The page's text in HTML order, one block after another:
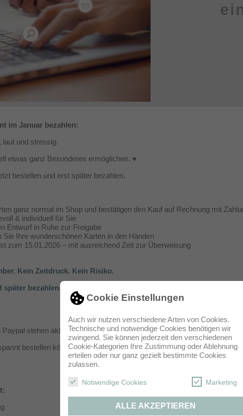
Cookie Einstellungen
Auch wir nutzen verschiedene Arten von Cookies.
Technische und notwendige Cookies benötigen wir
zwingend. Sie können jederzeit den verschiedenen
Cookie-Kategorien Ihre Zustimmung oder Ablehnung
erteilen oder nur ganz gezielt bestimmte Cookies
zulassen.
Notwendige Cookies Marketing
ALLE AKZEPTIEREN
im Januar bezahlen:
laut und stressig.
etwas ganz Besonderes ermöglichen. ♥
bestellen und erst später bezahlen.
ganz normal im Shop und bestätigen den Kauf auf Rechnung mit
& individuell für Sie
Entwurf in Ruhe zur Freigabe
Ihre wunderschönen Karten in den Händen
zum 15.01.2026 – mit ausreichend Zeit zur Überweisung
Kein Zeitdruck. Kein Risiko.
bezahlen. ♥
stehen aktuell leider nicht zur Verfügung.
bestellen können, bieten wir Ihnen diese flexible Zahlungslösung an.